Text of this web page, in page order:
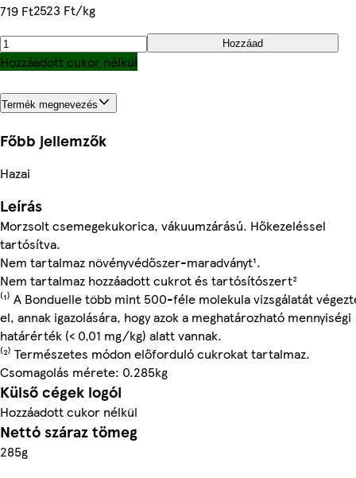
719 Ft2523 Ft/kg
Hozzáad
Hozzáadott cukor nélkül
Termék megnevezés
Főbb jellemzők
Hazai
Leírás
Morzsolt csemegekukorica, vákuumzárású. Hőkezeléssel
tartósítva.
Nem tartalmaz növényvédőszer-maradványt¹.
Nem tartalmaz hozzáadott cukrot és tartósítószert²
⁽¹⁾ A Bonduelle több mint 500-féle molekula vizsgálatát
el, annak igazolására, hogy azok a meghatározható mennyiségi
határérték (< 0,01 mg/kg) alatt vannak.
⁽²⁾ Természetes módon előforduló cukrokat tartalmaz.
Csomagolás mérete: 0.285kg
Külső cégek logói
Hozzáadott cukor nélkül
Nettó száraz tömeg
285g